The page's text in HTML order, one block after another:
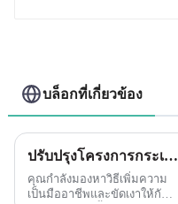
บล็อกที่เกี่ยวข้อง
ปรับปรุงโครงการกระเบื้องของคุณด้วยขอบกระเบื้อง PVC Leguwe
คุณกำลังมองหาวิธีเพิ่มความ
เป็นมืออาชีพและขัดเงาให้กับ